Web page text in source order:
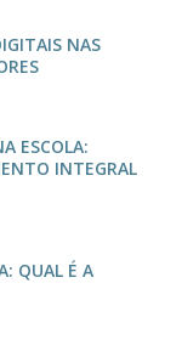
NAS
ESCOLA:
INTEGRAL
QUAL É A